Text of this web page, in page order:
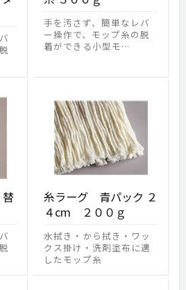
手を汚さず、簡単なレバ
ー操作で、モップ糸の脱
着ができる小型モ…
糸ラーグ 青パック ２
４cm ２００ｇ
水拭き・から拭き・ワッ
クス掛け・洗剤塗布に適
したモップ糸